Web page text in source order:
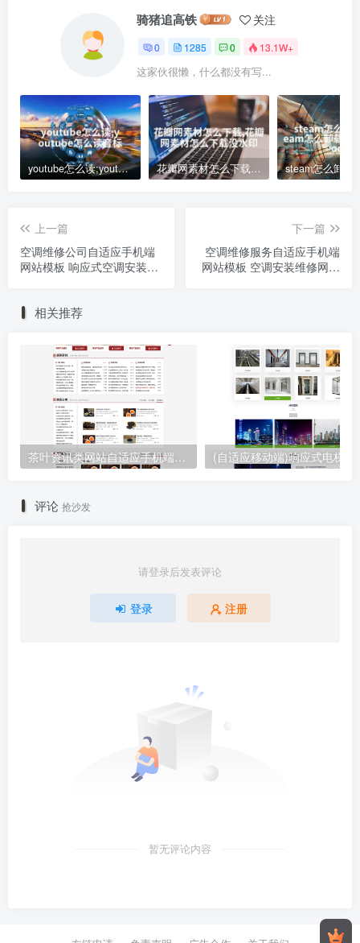
骑猪追高铁 关注
0 1285 0 13.1W+
这家伙很懒，什么都没有写...
youtube怎么读;youtube怎么读音标 花瓣网素材怎么下载,花瓣网素材怎么下载没水印
上一篇
空调维修公司自适应手机端
网站模板 响应式空调安装维
下一篇
空调维修服务自适应手机端
网站模板 空调安装维修网站
相关推荐
茶叶资讯类网站自适应手机端pbootcms模板 茶叶产品茶叶知识信息网站源码下载
评论 抢沙发
请登录后发表评论
登录 注册
暂无评论内容